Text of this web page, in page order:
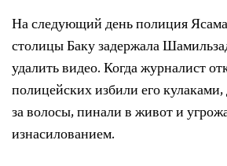
На следующий день полиция
столицы Баку задержала
удалить видео. Когда журналист
полицейских избили его
за волосы, пинали в живот и
изнасилованием.